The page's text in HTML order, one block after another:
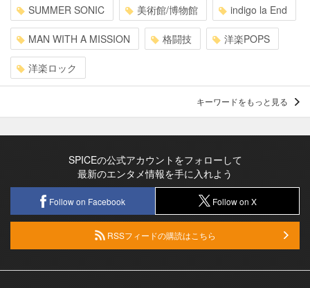
SUMMER SONIC 美術館/博物館 indigo la End
MAN WITH A MISSION 格闘技 洋楽POPS
洋楽ロック
キーワードをもっと見る
SPICEの公式アカウントをフォローして
最新のエンタメ情報を手に入れよう
Follow on Facebook Follow on X
RSSフィードの購読はこちら